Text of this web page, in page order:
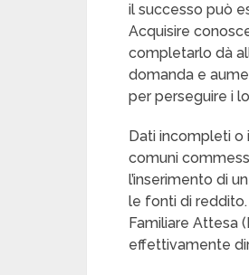
il successo può
Acquisire
completarlo dà
domanda e
per perseguire i
Dati incompleti o
comuni
l’inserimento di
le fonti di
Familiare Attesa
effettivamente